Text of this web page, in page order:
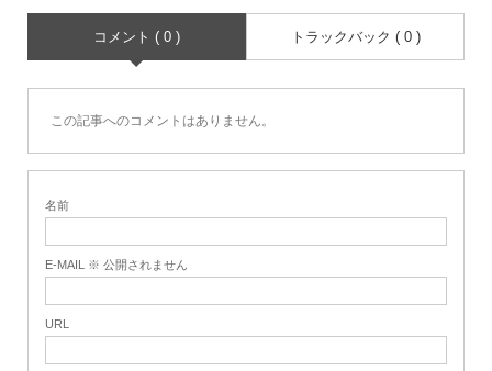
コメント ( 0 ) トラックバック ( 0 )
この記事へのコメントはありません。
名前
E-MAIL ※ 公開されません
URL